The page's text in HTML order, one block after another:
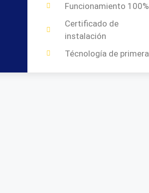
Funcionamiento 100%
Certificado de
instalación
Técnología de primera